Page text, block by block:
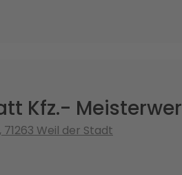
Kfz.-
Weil der Stadt